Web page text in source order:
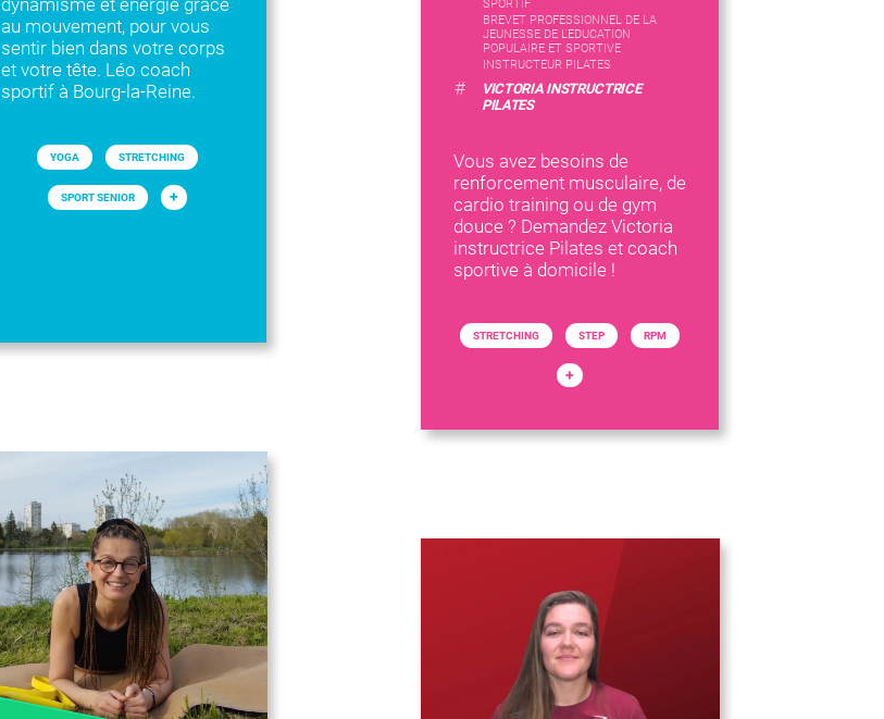
dynamisme et énergie grâce
au mouvement, pour vous
sentir bien dans votre corps
et votre tête. Léo coach
sportif à Bourg-la-Reine.
YOGA STRETCHING
SPORT SENIOR +
SPORTIF
BREVET PROFESSIONNEL DE LA
JEUNESSE DE L'EDUCATION
POPULAIRE ET SPORTIVE
INSTRUCTEUR PILATES
#
VICTORIA INSTRUCTRICE
PILATES
Vous avez besoins de
renforcement musculaire, de
cardio training ou de gym
douce ? Demandez Victoria
instructrice Pilates et coach
sportive à domicile !
STRETCHING STEP RPM
+